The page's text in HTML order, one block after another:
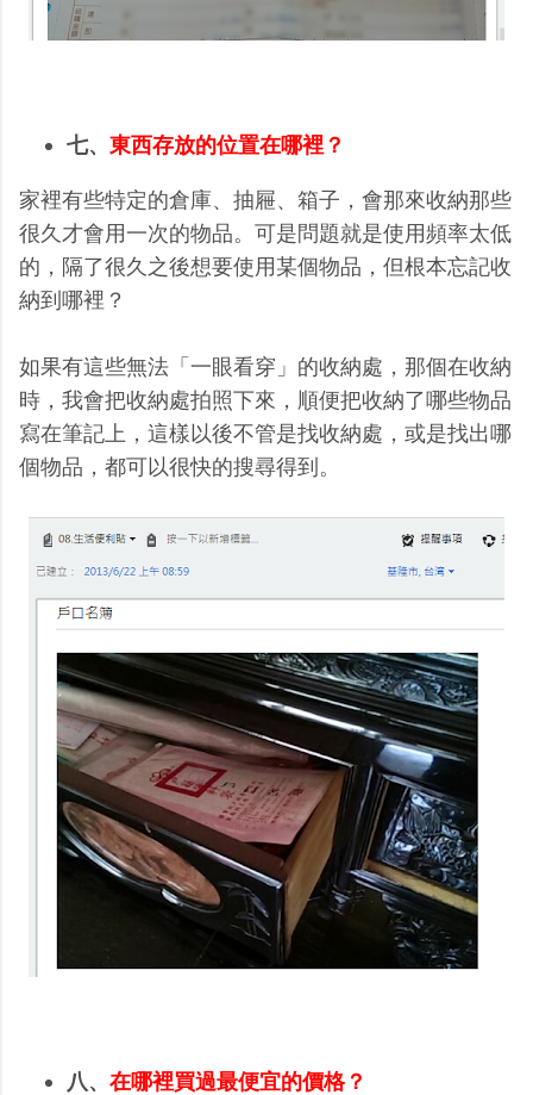
七、 東西存放的位置在哪裡？
家裡有些特定的倉庫、抽屜、箱子，會那來收納那些
很久才會用一次的物品。可是問題就是使用頻率太低
的，隔了很久之後想要使用某個物品，但根本忘記收
納到哪裡？
如果有這些無法「一眼看穿」的收納處，那個在收納
時，我會把收納處拍照下來，順便把收納了哪些物品
寫在筆記上，這樣以後不管是找收納處，或是找出哪
個物品，都可以很快的搜尋得到。
八、 在哪裡買過最便宜的價格？